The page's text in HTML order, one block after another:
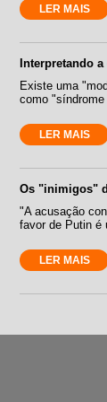
LER MAIS
Interpretando
Existe uma
como
LER MAIS
Os "inimigos"
"A acusação
favor de Putin é
LER MAIS